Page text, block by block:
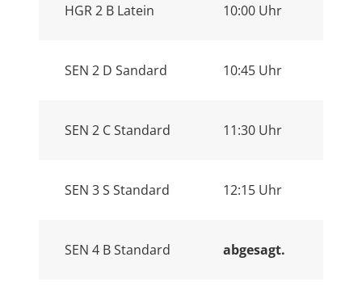
HGR 2 B Latein 10:00 Uhr
SEN 2 D Sandard 10:45 Uhr
SEN 2 C Standard 11:30 Uhr
SEN 3 S Standard 12:15 Uhr
SEN 4 B Standard abgesagt.